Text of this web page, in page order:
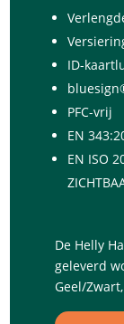
ID-
PFC-vrij
EN
EN ISO
De Helly
geleverd
Geel/